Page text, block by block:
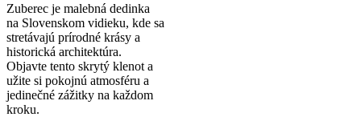
Zuberec je malebná dedinka
na Slovenskom vidieku, kde sa
stretávajú prírodné krásy a
historická architektúra.
Objavte tento skrytý klenot a
užite si pokojnú atmosféru a
jedinečné zážitky na každom
kroku.